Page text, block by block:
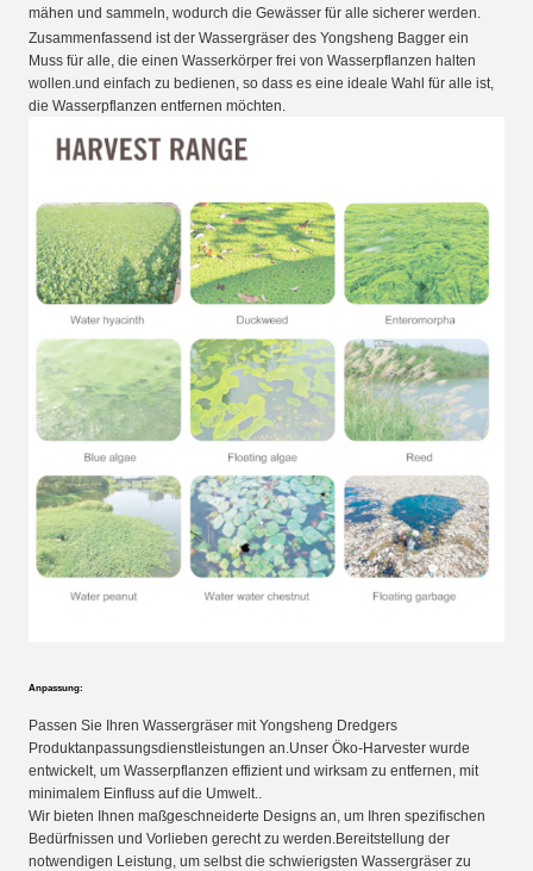
mähen und sammeln, wodurch die Gewässer für alle sicherer werden.
Zusammenfassend ist der Wassergräser des Yongsheng Bagger ein
Muss für alle, die einen Wasserkörper frei von Wasserpflanzen halten
wollen.und einfach zu bedienen, so dass es eine ideale Wahl für alle ist,
die Wasserpflanzen entfernen möchten.
Anpassung:
Passen Sie Ihren Wassergräser mit Yongsheng Dredgers
Produktanpassungsdienstleistungen an.Unser Öko-Harvester wurde
entwickelt, um Wasserpflanzen effizient und wirksam zu entfernen, mit
minimalem Einfluss auf die Umwelt..
Wir bieten Ihnen maßgeschneiderte Designs an, um Ihren spezifischen
Bedürfnissen und Vorlieben gerecht zu werden.Bereitstellung der
notwendigen Leistung, um selbst die schwierigsten Wassergräser zu